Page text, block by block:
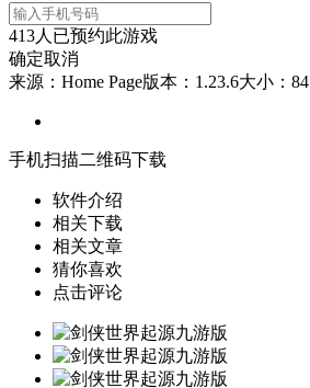
413人已预约此游戏
确定取消
来源：Home Page版本：1.23.6大小：
手机扫描二维码下载
软件介绍
相关下载
相关文章
猜你喜欢
点击评论